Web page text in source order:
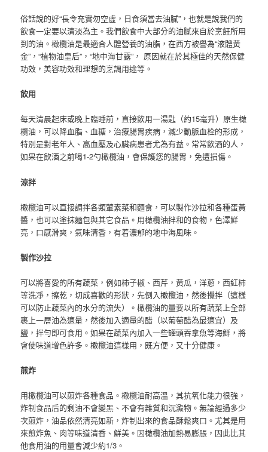
俗話說的好“長令充實勿空虛，日食須當去油膩”，也就是說我們的
飲食一定要以清淡為主。我們飲食中大部分的油膩來自於烹飪所用
到的油。橄欖油是最適合人體營養的油脂，在西方被譽為“液體黃
金”，“植物油皇后”，“地中海甘露”， 原因就在於其極佳的天然保健
功效，美容功效和理想的烹調用途等。
飲用
每天清晨起床或晚上臨睡前，直接飲用一湯匙（約15毫升）原生橄
欖油，可以降血脂、血糖，治療腸胃疾病，減少動脈血栓的形成，
特別是對老年人、高血壓及心臟病患者尤為有益。常常飲酒的人，
如果在飲酒之前喝1-2勺橄欖油，會保護您的腸胃，免遭損傷。
涼拌
橄欖油可以直接調拌各類葷素菜和麵食，可以製作沙拉和各種蛋黃
醬，也可以塗抹麵包與其它食品。用橄欖油拌和的食物，色澤鮮
亮，口感滑爽，氣味清香，有着濃郁的地中海風味。
製作沙拉
可以將喜愛的所有蔬菜，例如柿子椒、西芹，黃瓜，洋蔥，西紅柿
等洗凈，擦乾，切成喜歡的形狀，先倒入橄欖油，然後攪拌（這樣
可以防止蔬菜內的水分的流失）。橄欖油的量要以所有蔬菜上全部
裹上一層油為適量，然後加入適量的醋（以葡萄醋為最適宜）及
鹽，拌勻即可食用。如果在蔬菜內加入一些罐頭吞拿魚等海鮮，將
會使味道增色許多。橄欖油這樣用，既方便，又十分健康。
煎炸
用橄欖油可以煎炸各種食品。橄欖油耐高溫，其抗氧化能力很強，
炸制食品后的剩油不會變黑、不會有雜質和沉澱物。無論經過多少
次煎炸，油品依然清亮如新，炸制出來的食品酥鬆爽口。尤其是用
來煎炸魚、肉等味道清香、鮮美。因橄欖油加熱易膨脹，因此比其
他食用油的用量會減少約1/3。